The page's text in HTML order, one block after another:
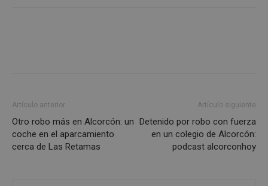
Artículo anterior
Otro robo más en Alcorcón: un
coche en el aparcamiento
cerca de Las Retamas
Artículo siguiente
Detenido por robo con fuerza
en un colegio de Alcorcón:
podcast alcorconhoy